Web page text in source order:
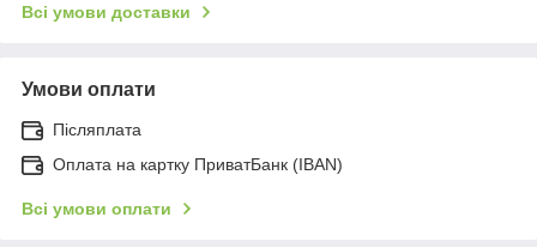
Всі умови доставки
Умови оплати
Післяплата
Оплата на картку ПриватБанк (IBAN)
Всі умови оплати